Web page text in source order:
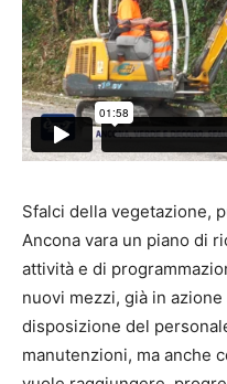
Sfalci della vegetazione,
Ancona vara un piano di
attività e di
nuovi mezzi, già in azione
disposizione del
manutenzioni, ma anche